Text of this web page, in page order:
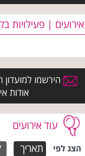
אירועים | פעילויות
הירשמו למועדון
אודות
עוד אירועים
הצג לפי תאריך